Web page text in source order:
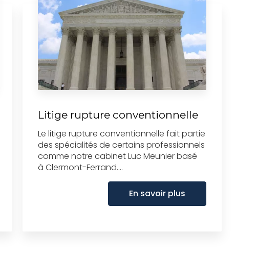
Litige rupture conventionnelle
Le litige rupture conventionnelle fait partie
des spécialités de certains professionnels
comme notre cabinet Luc Meunier basé
à Clermont-Ferrand....
En savoir plus